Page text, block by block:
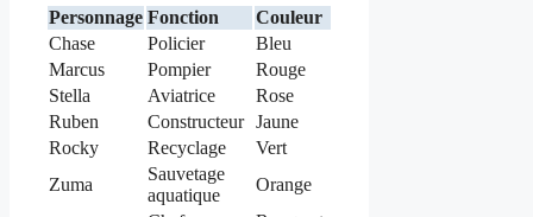
Personnage Fonction
Couleur
Chase
Policier
Bleu
Marcus
Pompier
Rouge
Stella
Aviatrice
Rose
Ruben
Constructeur Jaune
Rocky
Recyclage
Vert
Zuma
Sauvetage
aquatique
Orange